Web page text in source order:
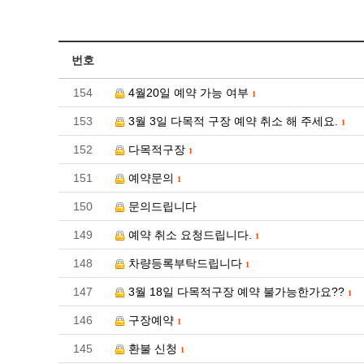
번호
154 4월20일 예약 가능 여부 1
153 3월 3일 다목적 구장 예약 취소 해 주세요. 1
152 다목적구장 1
151 예약문의 1
150 문의드립니다
149 예약 취소 요청드립니다. 1
148 차량등록부탁드립니다 1
147 3월 18일 다목적구장 예약 불가능한가요?? 1
146 구장예약 1
145 환불 신청 1